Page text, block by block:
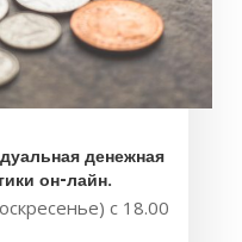
денежная
он-лайн.
с 18.00